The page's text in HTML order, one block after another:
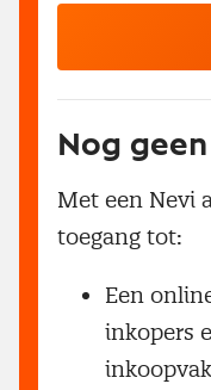
Nog
Met een Nevi
toegang tot:
Een
inkopers
inkoopvak